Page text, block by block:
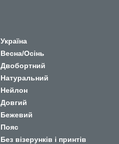
Україна
Весна/Осінь
Двобортний
Натуральний
Нейлон
Довгий
Бежевий
Пояс
Без візерунків і принтів